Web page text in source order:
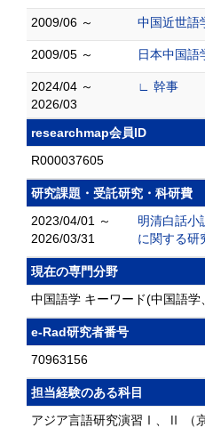
2009/06 ～ 中国近世語
2009/05 ～ 日本中国語
2024/04 ～
2026/03
∟ 幹事
researchmap会員ID
R000037605
研究課題・受託研究・科研費
2023/04/01 ～
2026/03/31
明清白話小
に関する研
現在の専門分野
中国語学 キーワード(中国語学
e-Rad研究者番号
70963156
担当経験のある科目
アジア言語研究演習Ⅰ、Ⅱ （京